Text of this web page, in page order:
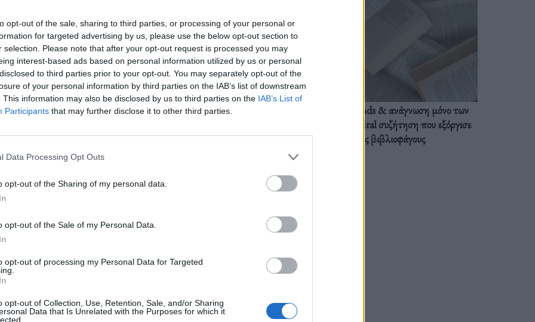
opt-out of the sale, sharing to third parties, or processing of your personal or
for targeted advertising by us, please use the below opt-out section to
selection. Please note that after your opt-out request is processed you may
interest-based ads based on personal information utilized by us or personal
to third parties prior to your opt-out. You may separately opt-out of the
of your personal information by third parties on the IAB’s list of downstream
This information may also be disclosed by us to third parties on the IAB’s List of
Participants that may further disclose it to other third parties.
Data Processing Opt Outs
opt-out of the Sharing of my personal data.
opt-out of the Sale of my Personal Data.
opt-out of processing my Personal Data for Targeted
opt-out of Collection, Use, Retention, Sale, and/or Sharing
Data that Is Unrelated with the Purposes for which it
NBA All-Star Game
και ο άνθρωπος που πάτησε παρκέ
ιστορία στα καρφώματα.
BookTok trends & ανάγνωση μόνο των
διαλόγων: Η viral συζήτηση που εξόργισε
τους βιβλιοφάγους